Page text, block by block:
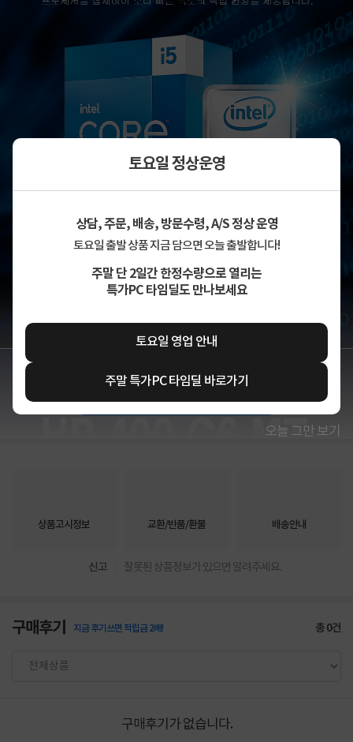
토요일 정상운영
상담, 주문, 배송, 방문수령, A/S 정상 운영
토요일 출발 상품 지금 담으면 오늘 출발합니다!
주말 단 2일간 한정수량으로 열리는
특가PC 타임딜도 만나보세요
토요일 영업 안내
주말 특가PC 타임딜 바로가기
오늘 그만 보기
상품고시정보 교환/반품/환불 배송안내
신고 잘못된 상품정보가 있으면 알려주세요.
구매후기 지금 후기쓰면 적립금 2배! 총0건
구매후기가 없습니다.